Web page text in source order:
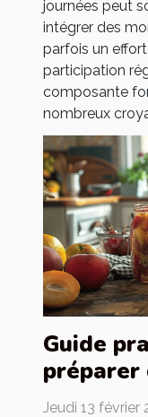
journées peut
intégrer des
parfois un
participation
composante
nombreux
Guide
préparer
maison
Jeudi 13 février